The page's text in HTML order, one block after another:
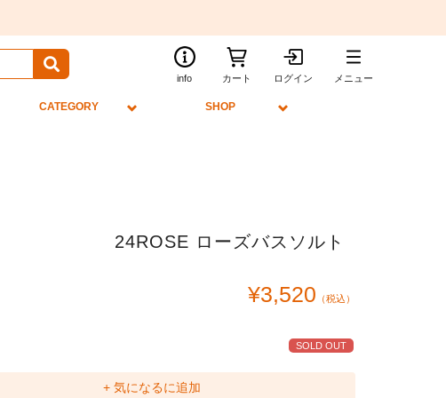
info カート ログイン メニュー
CATEGORY SHOP
24ROSE ローズバスソルト
¥3,520 （税込）
SOLD OUT
+ 気になるに追加